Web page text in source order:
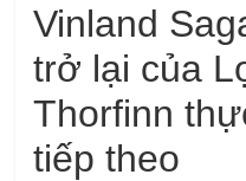
Vinland
trở lại của
Thorfinn
tiếp theo